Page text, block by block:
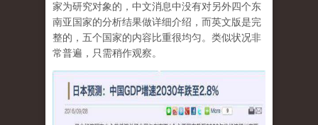
家为研究对象的，中文消息中没有对另外四个东
南亚国家的分析结果做详细介绍，而英文版是完
整的，五个国家的内容比重很均匀。类似状况非
常普遍，只需稍作观察。